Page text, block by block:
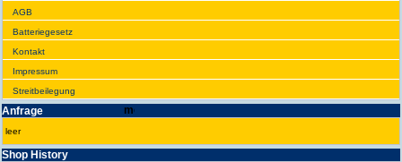
AGB
Batte­rie­gesetz
Kontakt
Impres­sum
Streit­bei­legung
Anfrage
leer
Shop History